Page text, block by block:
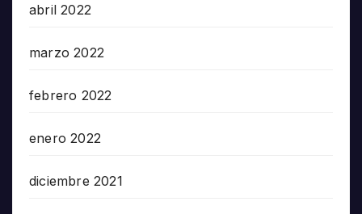
abril 2022
marzo 2022
febrero 2022
enero 2022
diciembre 2021